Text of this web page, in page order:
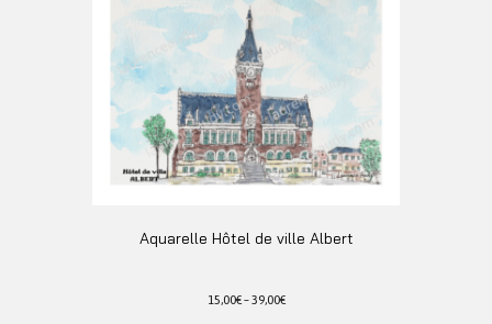
plusieurs
variations.
Les
options
peuvent
être
choisies
sur
la
du
Aquarelle Hôtel de ville Albert
15,00€–39,00€